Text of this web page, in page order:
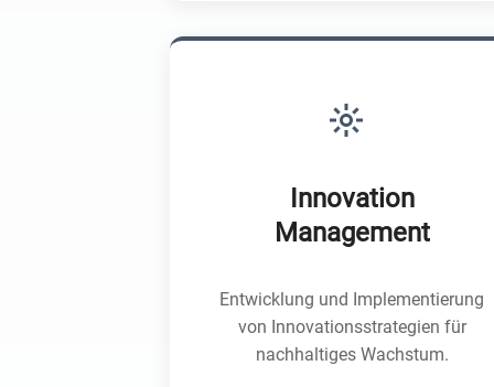
Innovation
Management
Entwicklung und Implementierung
von Innovationsstrategien für
nachhaltiges Wachstum.